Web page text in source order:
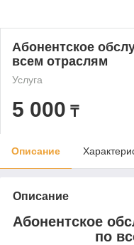
Абонентское
всем отраслям
Услуга
5 000 ₸
Описание
Описание
Абонентское
по